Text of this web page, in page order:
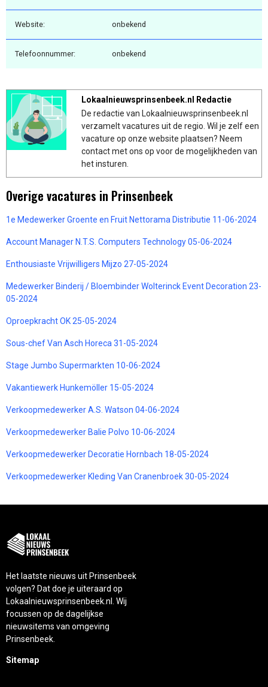
Website: onbekend
Telefoonnummer: onbekend
Lokaalnieuwsprinsenbeek.nl Redactie
De redactie van Lokaalnieuwsprinsenbeek.nl
verzamelt vacatures uit de regio. Wil je zelf een
vacature op onze website plaatsen? Neem
contact met ons op voor de mogelijkheden van
het insturen.
Overige vacatures in Prinsenbeek
1e Medewerker Groente en Fruit Nettorama Distributie 11-06-2024
Account Manager N.T.S. Computers Technology 05-06-2024
Enthousiaste Vrijwilligers Mijzo 27-05-2024
Medewerker Binderij / Bloembinder Wolterinck Event Decoration 23-
05-2024
Oproepkracht OK 25-05-2024
Sous-chef Van Asch Horeca 31-05-2024
Stage Jumbo Supermarkten 10-06-2024
Vakantiewerk Hunkemöller 15-05-2024
Verkoopmedewerker A.S. Watson 04-06-2024
Verkoopmedewerker Balie Polvo 10-06-2024
Verkoopmedewerker Decoratie Hornbach 18-05-2024
Verkoopmedewerker Kleding Van Cranenbroek 30-05-2024
Het laatste nieuws uit Prinsenbeek
volgen? Dat doe je uiteraard op
Lokaalnieuwsprinsenbeek.nl. Wij
focussen op de dagelijkse
nieuwsitems van omgeving
Prinsenbeek.
Sitemap